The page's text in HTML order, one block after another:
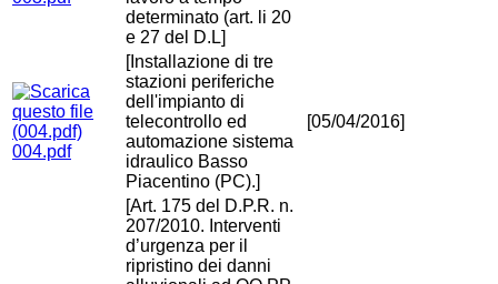
determinato (art. li 20
e 27 del D.L]
004.pdf
[Installazione di tre
stazioni periferiche
dell'impianto di
telecontrollo ed
automazione sistema
idraulico Basso
Piacentino (PC).]
[05/04/2016]
[Art. 175 del D.P.R. n.
207/2010. Interventi
d’urgenza per il
ripristino dei danni